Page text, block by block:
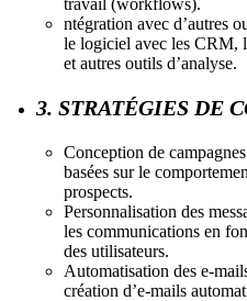
ntégration avec d’autres
le logiciel avec les CRM,
et autres outils d’analyse.
3. STRATÉGIES DE
Conception de
basées sur le
prospects.
Personnalisation des
les communications en
des utilisateurs.
Automatisation des e-
création d’e-mails